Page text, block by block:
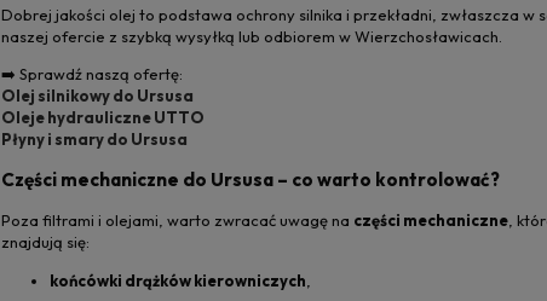
Dobrej jakości olej to podstawa ochrony silnika i przekładni, zwłaszcza
naszej ofercie z szybką wysyłką lub odbiorem w Wierzchosławicach.
➡️ Sprawdź naszą ofertę:
Olej silnikowy do Ursusa
Oleje hydrauliczne UTTO
Płyny i smary do Ursusa
Części mechaniczne do Ursusa – co warto kontrolować?
Poza filtrami i olejami, warto zwracać uwagę na części mechaniczne ,
znajdują się:
końcówki drążków kierowniczych